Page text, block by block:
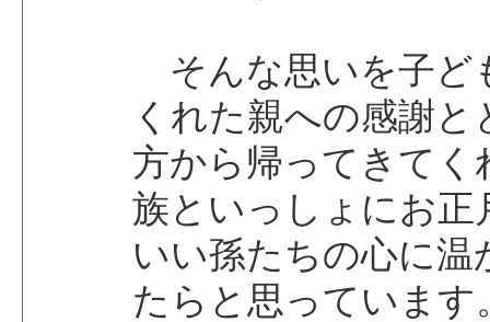
そんな思いを子ど
くれた親への感謝
方から帰ってきてく
族といっしょにお正
いい孫たちの心に温
たらと思っています